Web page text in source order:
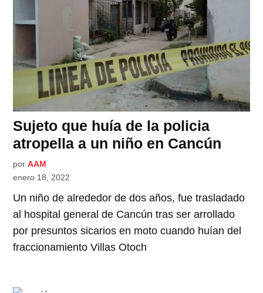
Sujeto que huía de la policia
atropella a un niño en Cancún
por AAM
enero 18, 2022
Un niño de alrededor de dos años, fue trasladado
al hospital general de Cancún tras ser arrollado
por presuntos sicarios en moto cuando huían del
fraccionamiento Villas Otoch